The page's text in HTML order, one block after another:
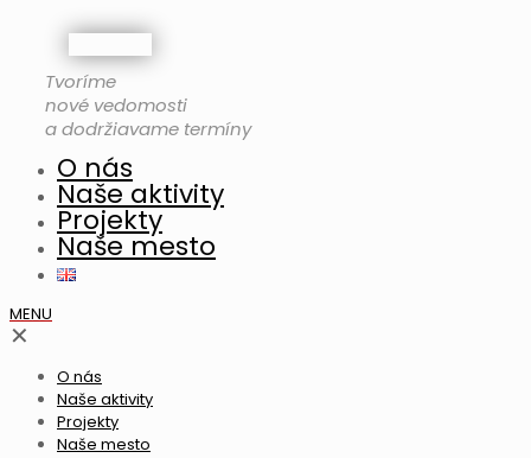
Tvoríme
nové vedomosti
a dodržiavame termíny
O nás
Naše aktivity
Projekty
Naše mesto
MENU
✕
O nás
Naše aktivity
Projekty
Naše mesto